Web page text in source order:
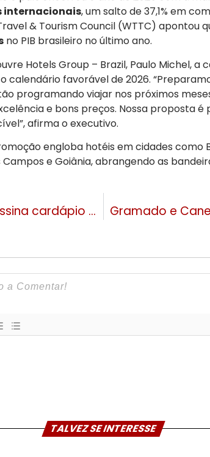
internacionais, um salto de 37,1% em
& Tourism Council (WTTC) apontou
no PIB brasileiro no último ano.
Hotels Group – Brazil, Paulo Michel,
calendário favorável de 2026.
programando viajar nos próximos
e bons preços. Nossa proposta
afirma o executivo.
engloba hotéis em cidades como
Campos e Goiânia, abrangendo as
Chef de Gramado assina cardápio de projeto nacional da Moto Morini Brasil
TALVEZ SE INTERESSE